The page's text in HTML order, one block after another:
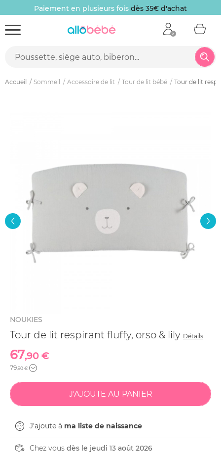
Paiement en plusieurs fois dès 35€ d'achat
Accueil Sommeil Accessoire de lit Tour de lit bébé Tour de lit
NOUKIES
Tour de lit respirant fluffy, orso & lily Détails
67,90 €
79,90 €
J'ajoute à ma liste de naissance
Chez vous dès le jeudi 13 août 2026